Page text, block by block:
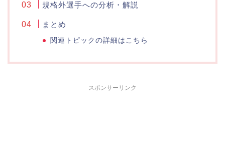
規格外選手への分析・解説
まとめ
関連トピックの詳細はこちら
スポンサーリンク